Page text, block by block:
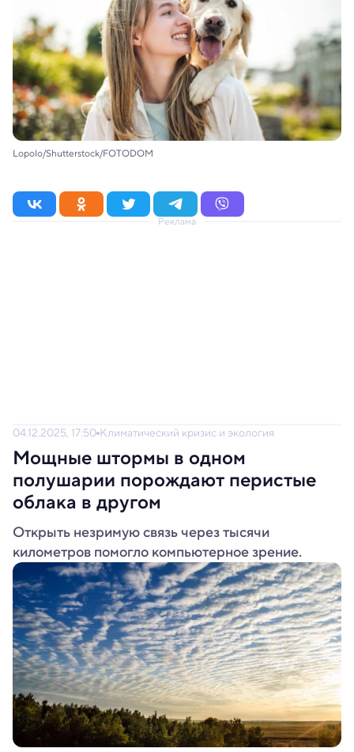
Lopolo/Shutterstock/FOTODOM
Реклама
04.12.2025, 17:50 Климатический кризис и экология
Мощные штормы в одном
полушарии порождают перистые
облака в другом
Открыть незримую связь через тысячи
километров помогло компьютерное зрение.